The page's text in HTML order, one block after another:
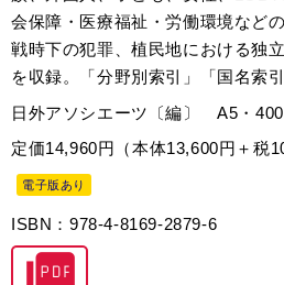
会保障・医療福祉・労働環境など
戦時下の犯罪、植民地における独
を収録。「分野別索引」「国名索
日外アソシエーツ〔編〕 A5・
定価14,960円（本体13,600円＋税
電子版あり
ISBN：978-4-8169-2879-6